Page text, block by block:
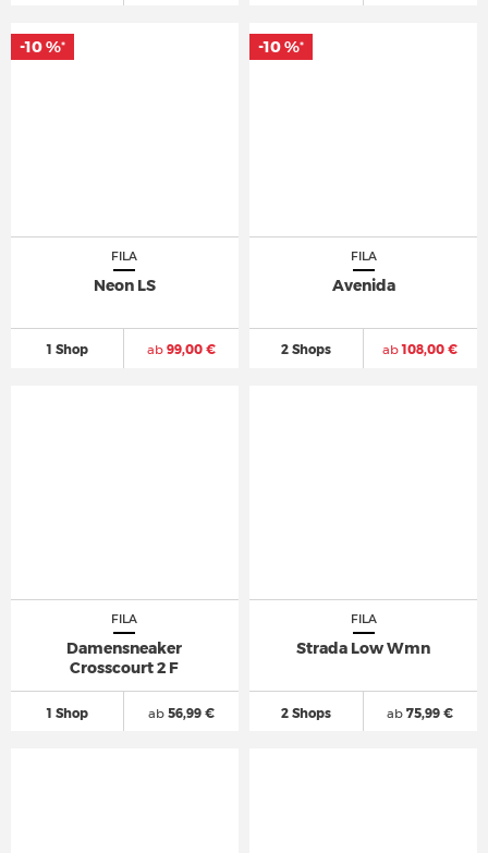
FILA
Neon LS
1 Shop ab99,00 €
-10 %*
FILA
Avenida
2 Shops ab108,00 €
-10 %*
FILA
Damensneaker
Crosscourt 2 F
1 Shop ab56,99 €
FILA
Strada Low Wmn
2 Shops ab 75,99 €